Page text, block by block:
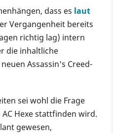
dass es laut
Vergangenheit bereits
richtig lag) intern
die inhaltliche
Assassin's Creed-
sei wohl die Frage
Hexe stattfinden wird.
gewesen,